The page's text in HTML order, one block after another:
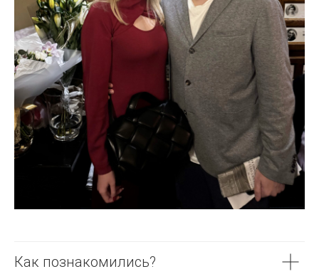
Как познакомились?